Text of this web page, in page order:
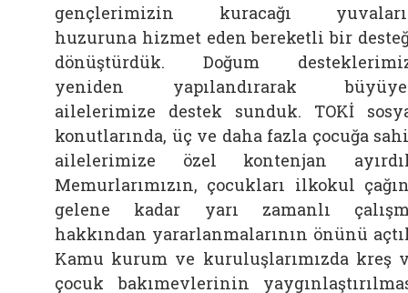
gençlerimizin kuracağı
huzuruna hizmet eden bereketli bir
dönüştürdük. Doğum
yeniden yapılandırarak
ailelerimize destek sunduk. TOKİ
konutlarında, üç ve daha fazla çocuğa
ailelerimize özel kontenjan
Memurlarımızın, çocukları ilkokul
gelene kadar yarı zamanlı
hakkından yararlanmalarının önünü
Kamu kurum ve kuruluşlarımızda kreş
çocuk bakımevlerinin